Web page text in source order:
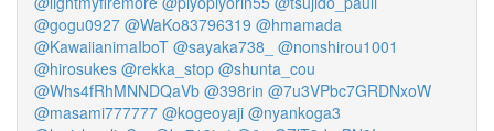
@gogu0927 @WaKo83796319 @hmamada
@KawaiianimaIboT @sayaka738_
@nonshirou1001
@hirosukes @rekka_stop @shunta_cou
@Whs4fRhMNNDQaVb @398rin @7u3VPbc7GRDNxoW
@masami777777 @kogeoyaji @nyankoga3